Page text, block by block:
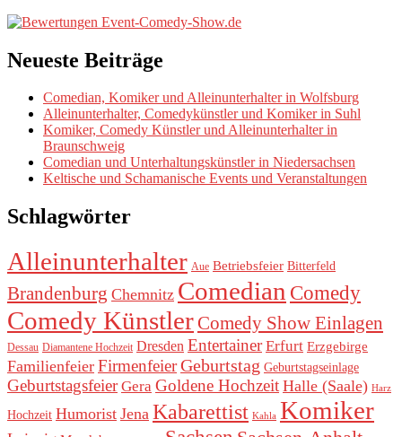
Neueste Beiträge
Comedian, Komiker und Alleinunterhalter in Wolfsburg
Alleinunterhalter, Comedykünstler und Komiker in Suhl
Komiker, Comedy Künstler und Alleinunterhalter in
Braunschweig
Comedian und Unterhaltungskünstler in Niedersachsen
Keltische und Schamanische Events und Veranstaltungen
Schlagwörter
Alleinunterhalter Aue Betriebsfeier Bitterfeld
Brandenburg Chemnitz Comedian Comedy
Comedy Künstler Comedy Show Einlagen
Dessau Diamantene Hochzeit Dresden Entertainer Erfurt Erzgebirge
Familienfeier FirmenfeierGeburtstag Geburtstagseinlage
Geburtstagsfeier Gera Goldene Hochzeit Halle (Saale) Harz
Hochzeit Humorist Jena Kabarettist Kahla Komiker